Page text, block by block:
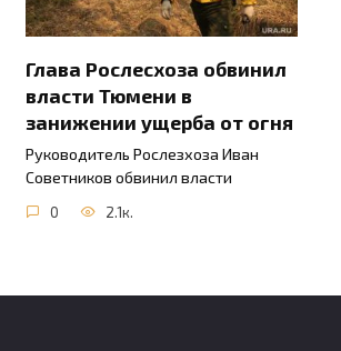
Глава Рослесхоза обвинил
власти Тюмени в
занижении ущерба от огня
Руководитель Рослезхоза Иван
Советников обвинил власти
0 2.1к.